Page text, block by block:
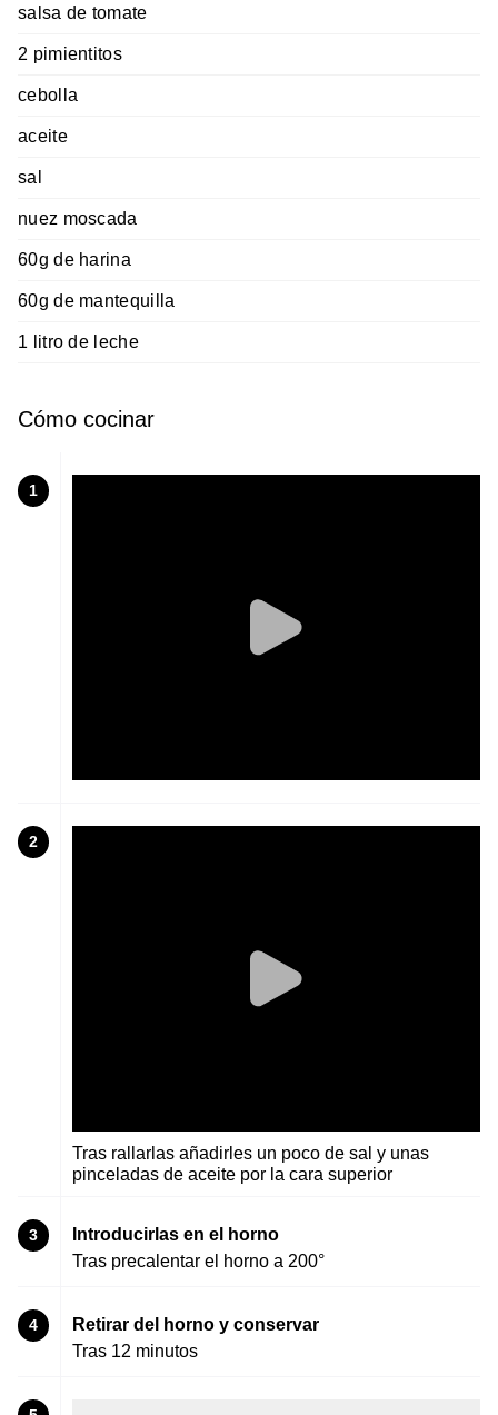
salsa de tomate
2 pimientitos
cebolla
aceite
sal
nuez moscada
60g de harina
60g de mantequilla
1 litro de leche
Cómo cocinar
1
2
Tras rallarlas añadirles un poco de sal y unas
pinceladas de aceite por la cara superior
3
Introducirlas en el horno
Tras precalentar el horno a 200°
4
Retirar del horno y conservar
Tras 12 minutos